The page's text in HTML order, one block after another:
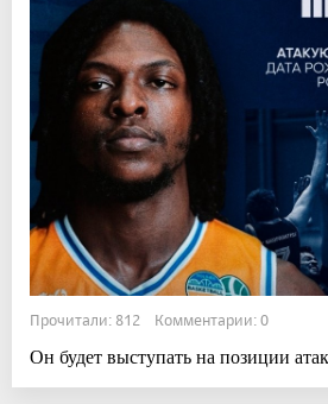
Прочитали: 812 Комментарии: 0
Он будет выступать на позиции